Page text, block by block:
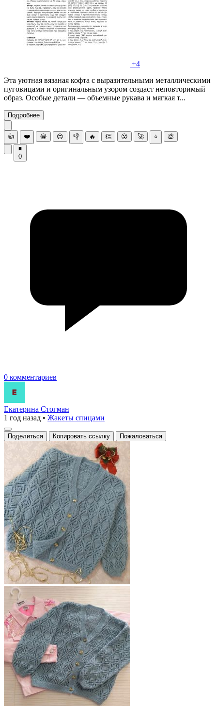
+4
Эта уютная вязаная кофта с выразительными металлическими
пуговицами и оригинальным узором создаст неповторимый
образ. Особые детали — объемные рукава и мягкая т...
Подробнее
👍 ❤️ 😂 😍 👎 🔥 👏 😮 🚀 ⭐ 💩
0
0 комментариев
Екатерина Стогман
1 год назад • Жакеты спицами
Поделиться Копировать ссылку Пожаловаться